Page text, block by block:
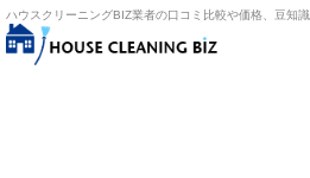
ハウスクリーニングBIZ業者の口コミ比較や価格、豆知識